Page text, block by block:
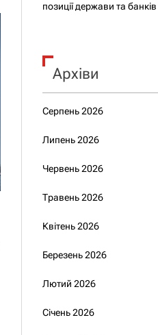
позиції держави та банків
Архіви
Серпень 2026
Липень 2026
Червень 2026
Травень 2026
Квітень 2026
Березень 2026
Лютий 2026
Січень 2026